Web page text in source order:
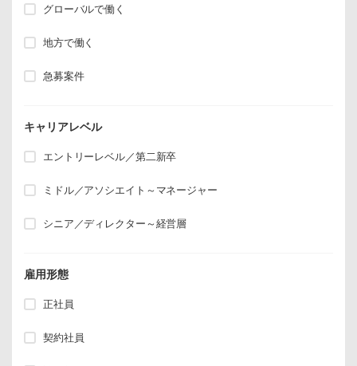
グローバルで働く
地方で働く
急募案件
キャリアレベル
エントリーレベル／第二新卒
ミドル／アソシエイト～マネージャー
シニア／ディレクター～経営層
雇用形態
正社員
契約社員